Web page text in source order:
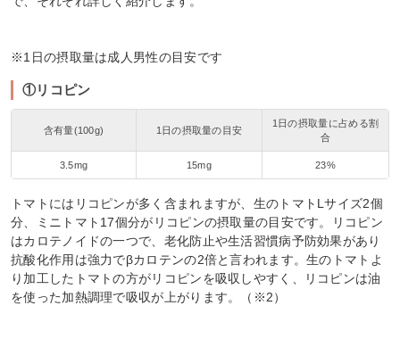
※1日の摂取量は成人男性の目安です
①リコピン
含有量(100g) 1日の摂取量の目安
1日の摂取量に占める割
合
3.5mg 15mg 23%
トマトにはリコピンが多く含まれますが、生のトマトLサイズ2個
分、ミニトマト17個分がリコピンの摂取量の目安です。リコピン
はカロテノイドの一つで、老化防止や生活習慣病予防効果があり
抗酸化作用は強力でβカロテンの2倍と言われます。生のトマトよ
り加工したトマトの方がリコピンを吸収しやすく、リコピンは油
を使った加熱調理で吸収が上がります。（※2）